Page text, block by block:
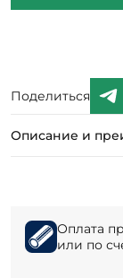
Поделиться
Описание и
Оплата
или по